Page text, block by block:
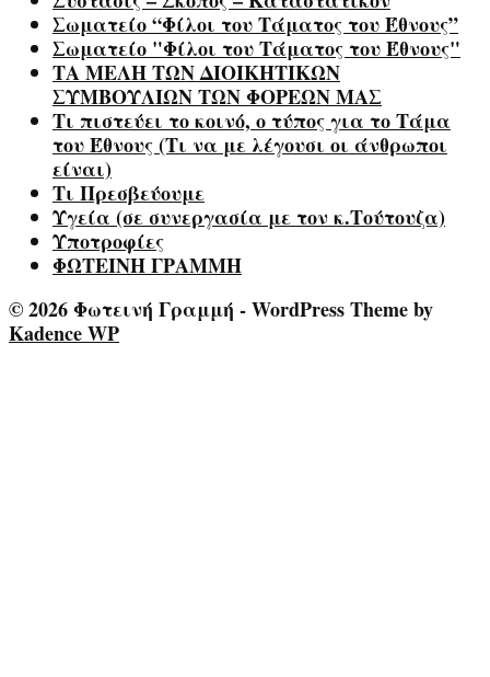
Σωματείο “Φίλοι του Τάματος του Έθνους”
Σωματείο "Φίλοι του Τάματος του Έθνους"
ΤΑ ΜΕΛΗ ΤΩΝ ΔΙΟΙΚΗΤΙΚΩΝ
ΣΥΜΒΟΥΛΙΩΝ ΤΩΝ ΦΟΡΕΩΝ ΜΑΣ
Τι πιστεύει το κοινό, ο τύπος για το Τάμα
του Έθνους (Τι να με λέγουσι οι άνθρωποι
είναι)
Τι Πρεσβεύουμε
Υγεία (σε συνεργασία με τον κ.Τούτουζα)
Υποτροφίες
ΦΩΤΕΙΝΗ ΓΡΑΜΜΗ
© 2026 Φωτεινή Γραμμή - WordPress Theme by
Kadence WP